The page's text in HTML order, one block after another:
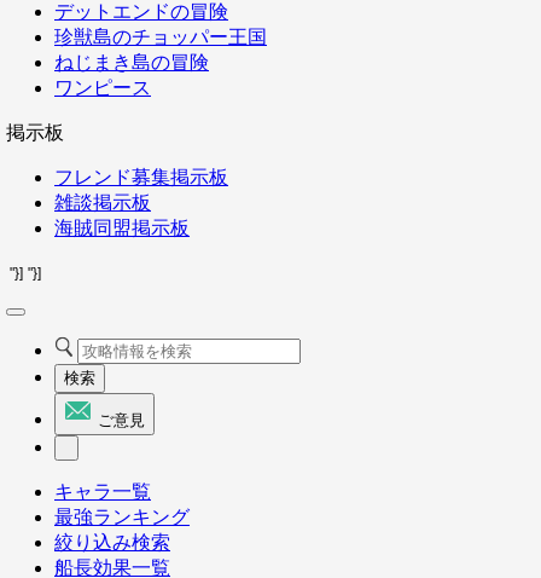
デットエンドの冒険
珍獣島のチョッパー王国
ねじまき島の冒険
ワンピース
掲示板
フレンド募集掲示板
雑談掲示板
海賊同盟掲示板
"}] "}]
検索
ご意見
キャラ一覧
最強ランキング
絞り込み検索
船長効果一覧